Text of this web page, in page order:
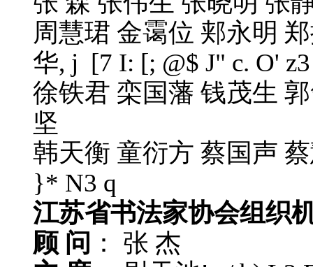
周慧珺 金霭位 郏永明
华, j [7 I: [; @$ J" c. O'
徐铁君 栾国藩 钱茂生
坚
韩天衡 童衍方 蔡国声
}* N3 q
江苏省书法家协会组织
顾 问 ： 张 杰